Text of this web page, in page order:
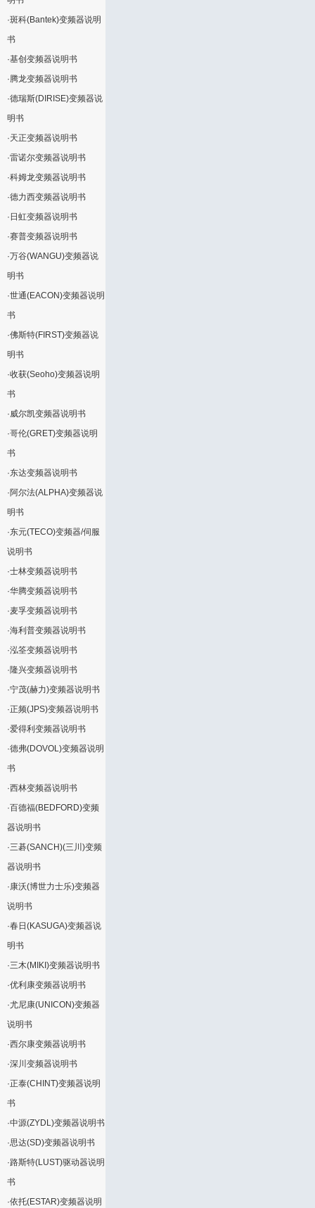
·斑科(Bantek)变频器说明
书
·基创变频器说明书
·腾龙变频器说明书
·德瑞斯(DIRISE)变频器说
明书
·天正变频器说明书
·雷诺尔变频器说明书
·科姆龙变频器说明书
·德力西变频器说明书
· 日虹变频器说明书
·赛普变频器说明书
·万谷(WANGU)变频器说
明书
·世通(EACON)变频器说明
书
·佛斯特(FIRST)变频器说
明书
·收获(Seoho)变频器说明
书
·威尔凯变频器说明书
·哥伦(GRET)变频器说明
书
·东达变频器说明书
·阿尔法(ALPHA)变频器说
明书
·东元(TECO)变频器/伺服
说明书
·士林变频器说明书
·华腾变频器说明书
·麦孚变频器说明书
·海利普变频器说明书
·泓筌变频器说明书
·隆兴变频器说明书
·宁茂(赫力)变频器说明书
·正频(JPS)变频器说明书
·爱得利变频器说明书
·德弗(DOVOL)变频器说明
书
·西林变频器说明书
·百德福(BEDFORD)变频
器说明书
·三碁(SANCH)(三川)变频
器说明书
·康沃(博世力士乐)变频器
说明书
·春日(KASUGA)变频器说
明书
·三木(MIKI)变频器说明书
·优利康变频器说明书
·尤尼康(UNICON)变频器
说明书
·西尔康变频器说明书
·深川变频器说明书
·正泰(CHINT)变频器说明
书
·中源(ZYDL)变频器说明书
·思达(SD)变频器说明书
·路斯特(LUST)驱动器说明
书
·依托(ESTAR)变频器说明